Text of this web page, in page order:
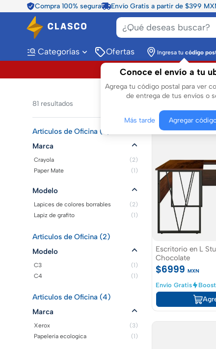
Compra 100% segura Envío Gratis a partir de $399
Categorías Ofertas Ingresa tu código
Conoce el envío a tu
Agrega tu código postal para ver
de entrega de tus envíos o
Más tarde Agregar
81 resultados
Artículos de Oficina (3)
Marca
Crayola
(2)
Paper Mate
(1)
Modelo
Lapices de colores borrables
(2)
Lapiz de grafito
(1)
Artículos de Oficina (2)
Modelo
C3
(1)
C4
(1)
Artículos de Oficina (4)
Marca
Xerox
(3)
Papeleria ecologica
(1)
Escritorio en L
Chocolate
$6999MXN
Envío Gratis
Boost